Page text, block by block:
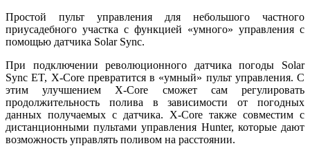
Простой пульт управления для небольшого частного
приусадебного участка с функцией «умного» управления с
помощью датчика Solar Sync.
При подключении революционного датчика погоды Solar
Sync ET, X-Core превратится в «умный» пульт управления. С
этим улучшением X-Core сможет сам регулировать
продолжительность полива в зависимости от погодных
данных получаемых с датчика. X-Core также совместим с
дистанционными пультами управления Hunter, которые дают
возможность управлять поливом на расстоянии.